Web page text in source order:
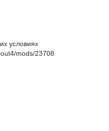
условиях
mods/23708